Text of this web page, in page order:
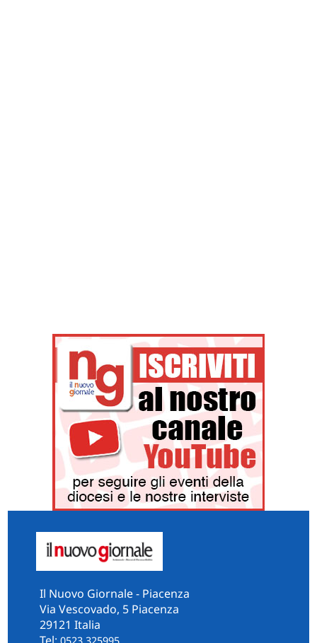
Il Nuovo Giornale - Piacenza
Via Vescovado, 5 Piacenza
29121 Italia